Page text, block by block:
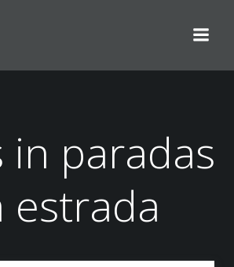
in paradas
estrada